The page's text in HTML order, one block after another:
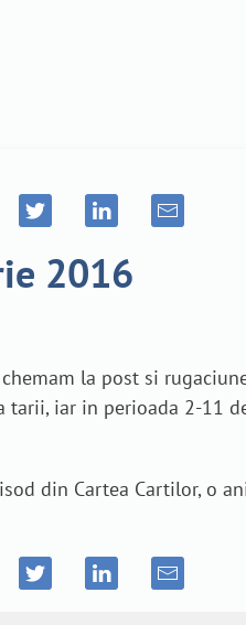
2016
la post si
iar in perioada 2-11
din Cartea Cartilor, o